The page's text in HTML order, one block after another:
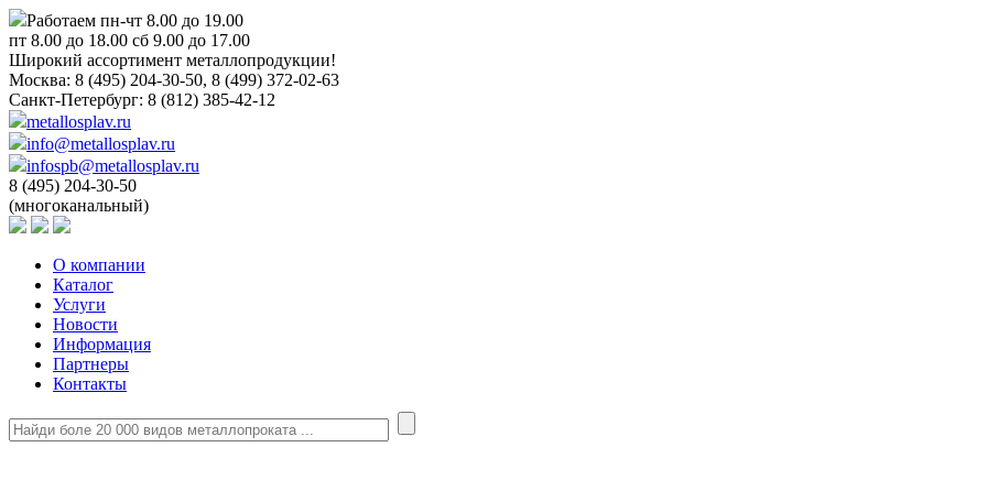
Работаем пн-чт 8.00 до 19.00
пт 8.00 до 18.00 сб 9.00 до 17.00
Широкий ассортимент металлопродукции!
Москва: 8 (495) 204-30-50, 8 (499) 372-02-63
Санкт-Петербург: 8 (812) 385-42-12
metallosplav.ru
info@metallosplav.ru
infospb@metallosplav.ru
8 (495) 204-30-50
(многоканальный)
О компании
Каталог
Услуги
Новости
Информация
Партнеры
Контакты